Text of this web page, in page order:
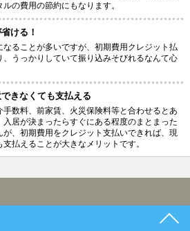
の費用の節約にもなります。
ける！
ることが多いですが、初期費用クレジット払
、うっかりしていて振り込みそびれるなんて心
きなくても支払える
数料、前家賃、火災保険料等と合わせるとあ
居が決まったらすぐにある程度のまとまった
、初期費用をクレジット支払いできれば、現
払えることが大きなメリットです。